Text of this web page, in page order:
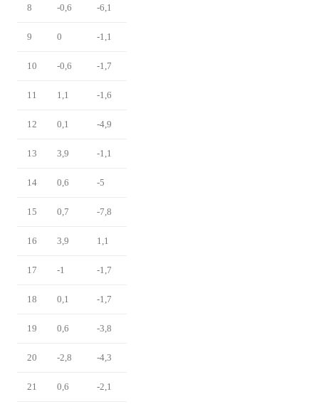
8 -0,6 -6,1
9 0 -1,1
10 -0,6 -1,7
11 1,1 -1,6
12 0,1 -4,9
13 3,9 -1,1
14 0,6 -5
15 0,7 -7,8
16 3,9 1,1
17 -1 -1,7
18 0,1 -1,7
19 0,6 -3,8
20 -2,8 -4,3
21 0,6 -2,1